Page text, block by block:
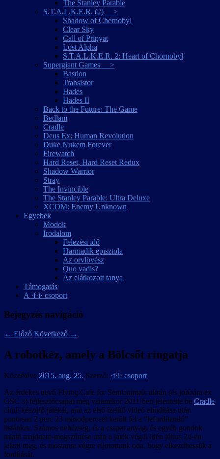
The Stanley Parable
S.T.A.L.K.E.R. (2) >
Shadow of Chernobyl
Clear Sky
Call of Pripyat
Lost Alpha
S.T.A.L.K.E.R. 2: Heart of Chornobyl
Supergiant Games >
Bastion
Transistor
Hades
Hades II
Back to the Future: The Game
Bedlam
Cradle
Deus Ex: Human Revolution
Duke Nukem Forever
Firewatch
Hard Reset, Hard Reset Redux
Shadow Warrior
Stray
The Invincible
The Stanley Parable: Ultra Deluxe
XCOM: Enemy Unknown
Egyebek
Modok
Irodalom
Felezési idő
Harmadik episztola
Az orvlövész
Quo vadis?
Az elátkozott tanya
Támogatás
A ·f·i· csoport
Bejegyzés navigáció
← Előző Következő →
A robotkéz, amely a Bölcsőt ringatja
Közzétéve 2015. aug. 25. Szerző: ·f·i· csoport
Az érdekes nevű Flying Cafe for Semianimals ukrán (és jobbára ex
GSC-s) fejlesztőcsapat még valamikor 2011-ben jelentette be Cradle
című készülő játékát, ami az első ízelítő videó elindítása után
pontosan 2 perc 23 másodperccel került fel a “lefordítandó”
listánkra. Számos nehézség, és a csapat anyagi és egyéb gondok
miatti majdnem-megszűnése után a játék végül idén július 24-én
jelent meg, és mostanra végre eljutottunk oda, hogy elkezdhessük a
fordítását.